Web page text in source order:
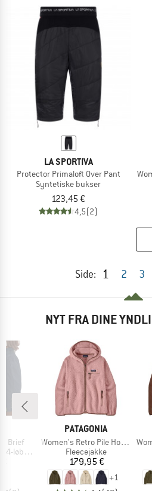
LA SPORTIVA
Protector Primaloft Over Pant
Syntetiske bukser
123,45 €
4,5(2)
Side: 1 2 3
NYT FRA DINE
Brief
MÆRKE
PATAGONIA
Artikel
Women's Retro Pile Hoody
Produktgruppe
Fleecejakke
Pris
179,95 €
+1